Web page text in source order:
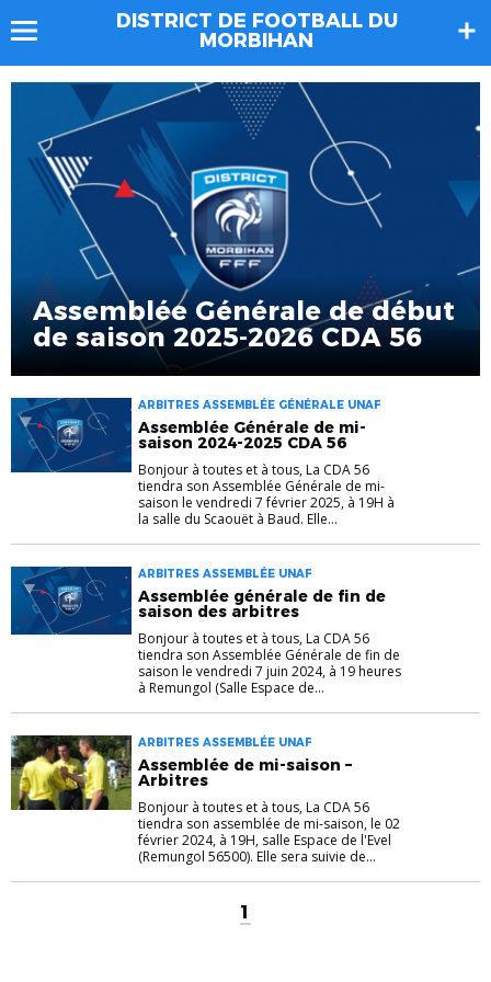
DISTRICT DE FOOTBALL DU
MORBIHAN
Assemblée Générale de début
de saison 2025-2026 CDA 56
ARBITRES ASSEMBLÉE GÉNÉRALE UNAF
Assemblée Générale de mi-
saison 2024-2025 CDA 56
Bonjour à toutes et à tous, La CDA 56
tiendra son Assemblée Générale de mi-
saison le vendredi 7 février 2025, à 19H à
la salle du Scaouët à Baud. Elle...
ARBITRES ASSEMBLÉE UNAF
Assemblée générale de fin de
saison des arbitres
Bonjour à toutes et à tous, La CDA 56
tiendra son Assemblée Générale de fin de
saison le vendredi 7 juin 2024, à 19 heures
à Remungol (Salle Espace de...
ARBITRES ASSEMBLÉE UNAF
Assemblée de mi-saison –
Arbitres
Bonjour à toutes et à tous, La CDA 56
tiendra son assemblée de mi-saison, le 02
février 2024, à 19H, salle Espace de l'Evel
(Remungol 56500). Elle sera suivie de...
1